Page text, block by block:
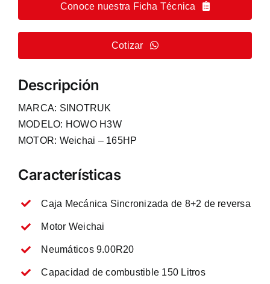
Conoce nuestra Ficha Técnica
Cotizar
Descripción
MARCA: SINOTRUK
MODELO: HOWO H3W
MOTOR: Weichai – 165HP
Características
Caja Mecánica Sincronizada de 8+2 de reversa
Motor Weichai
Neumáticos 9.00R20
Capacidad de combustible 150 Litros